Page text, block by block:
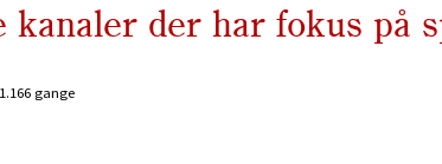
kanaler der har fokus på
gange